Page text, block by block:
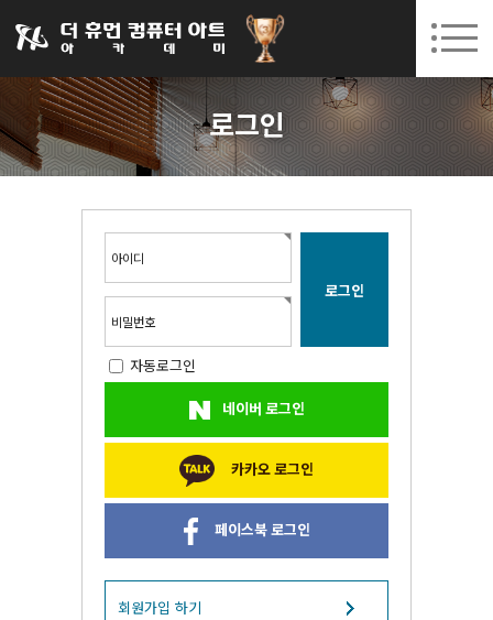
031-252-7277 수원캠퍼스 개강 08. 12.(수)
회원가입 고객센터
로그인
아이디
비밀번호
자동로그인
네이버 로그인
카카오 로그인
페이스북 로그인
회원가입 하기
아카데미소개
인사말
국비지원 무료교육
BIM 건축설계 및 실내건축설계(캐드(CAD),맥스(MAX),레빗(REVIT))실무자 양성과정
React, Veu 프레임워크 기반 프론트엔드 개발 양성 지원
반응형/웹퍼블리셔/프론트엔드 웹개발자(웹디자인)
자바(Java)기반 JSP/스프링 웹개발자(정보처리산업기사)(과정평가형)